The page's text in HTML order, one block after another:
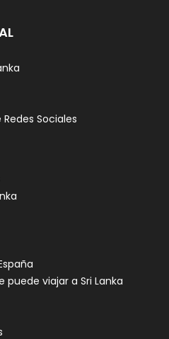
Sociales
puede viajar a Sri Lanka